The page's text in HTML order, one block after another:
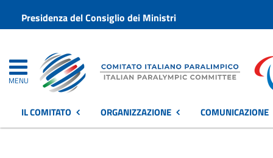
Presidenza del Consiglio dei Ministri
MENU
IL COMITATO ORGANIZZAZIONE COMUNICAZIONE